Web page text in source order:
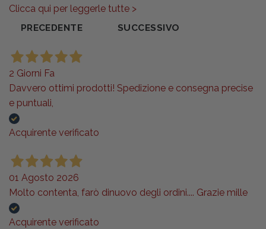
Clicca qui per leggerle tutte >
PRECEDENTE
SUCCESSIVO
2 Giorni Fa
Davvero ottimi prodotti! Spedizione e consegna precise
e puntuali,
Acquirente verificato
01 Agosto 2026
Molto contenta, farò dinuovo degli ordini.... Grazie mille
Acquirente verificato